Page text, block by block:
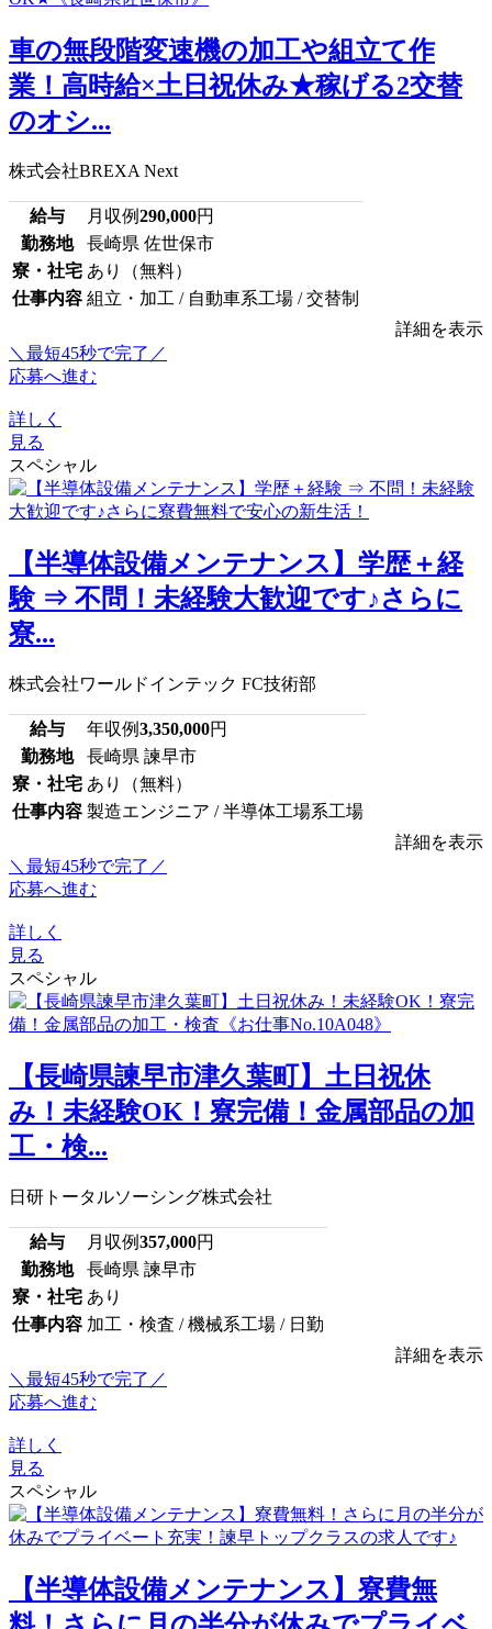
車の無段階変速機の加工や組立て作
業！高時給×土日祝休み★稼げる2交替
のオシ...
株式会社BREXA Next
給与 月収例290,000円
勤務地
長崎県 佐世保市
寮・社宅 あり（無料）
仕事内容 組立・加工 / 自動車系工場 / 交替制
詳細を表示
＼最短45秒で完了／
応募へ進む
詳しく
見る
スペシャル
【半導体設備メンテナンス】学歴＋経
験 ⇒ 不問！未経験大歓迎です♪さらに
寮...
株式会社ワールドインテック FC技術部
給与 年収例3,350,000円
勤務地
長崎県 諫早市
寮・社宅 あり（無料）
仕事内容 製造エンジニア / 半導体工場系工場
詳細を表示
＼最短45秒で完了／
応募へ進む
詳しく
見る
スペシャル
【長崎県諫早市津久葉町】土日祝休
み！未経験OK！寮完備！金属部品の加
工・検...
日研トータルソーシング株式会社
給与 月収例357,000円
勤務地
長崎県 諫早市
寮・社宅 あり
仕事内容 加工・検査 / 機械系工場 / 日勤
詳細を表示
＼最短45秒で完了／
応募へ進む
詳しく
見る
スペシャル
【半導体設備メンテナンス】寮費無